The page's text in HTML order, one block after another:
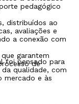
pedagógico
distribuídos ao
avaliações e
a conexão com
que garantem
de
foi pensado para
qualidade, com
mercado e às